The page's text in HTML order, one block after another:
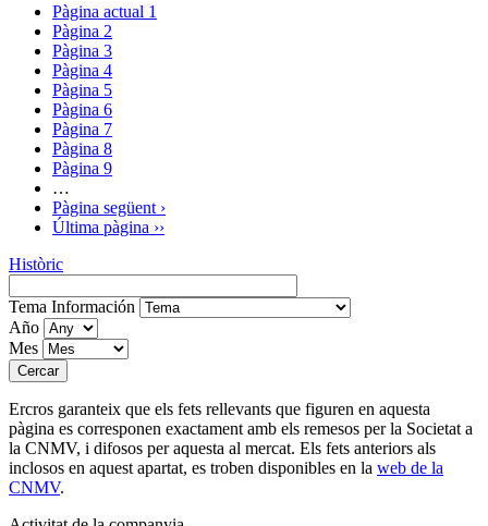
Pàgina actual 1
Pàgina 2
Pàgina 3
Pàgina 4
Pàgina 5
Pàgina 6
Pàgina 7
Pàgina 8
Pàgina 9
…
Pàgina següent ›
Última pàgina ››
Històric
Tema Información
Año
Mes
Ercros garanteix que els fets rellevants que figuren en aquesta
pàgina es corresponen exactament amb els remesos per la Societat a
la CNMV, i difosos per aquesta al mercat. Els fets anteriors als
inclosos en aquest apartat, es troben disponibles en la web de la
CNMV.